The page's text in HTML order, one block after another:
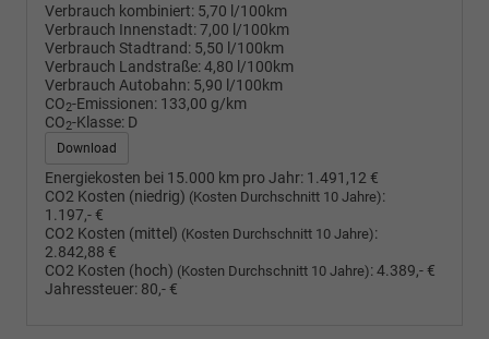
Verbrauch kombiniert: 5,70 l/100km
Verbrauch Innenstadt:7,00 l/100km
Verbrauch Stadtrand: 5,50 l/100km
Verbrauch Landstraße:4,80 l/100km
Verbrauch Autobahn: 5,90 l/100km
CO2-Emissionen: 133,00 g/km
CO2-Klasse: D
Download
Energiekosten bei 15.000 km pro Jahr: 1.491,12 €
CO2 Kosten (niedrig) (Kosten Durchschnitt 10 Jahre):
1.197,- €
CO2 Kosten (mittel) (Kosten Durchschnitt 10 Jahre):
2.842,88 €
CO2 Kosten (hoch) (Kosten Durchschnitt 10 Jahre):4.389,- €
Jahressteuer: 80,- €